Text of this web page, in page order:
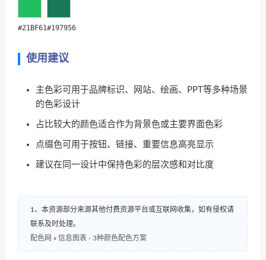
#21BF61#197956
使用建议
主色彩可用于品牌标识、网站、绘画、PPT等多种场景
的色彩设计
占比较大的颜色适合作为背景色或主要界面色彩
点缀色可用于按钮、链接、重要信息高亮显示
建议在同一设计中保持色彩的层次感和对比度
1、本资源部分来源其他付费资源平台或互联网收集，如有侵权请
联系及时处理。
配色网 » 信息图表 - 3种颜色配色方案